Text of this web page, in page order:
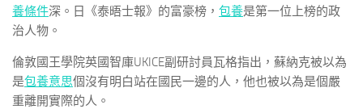
養條件深。日《泰晤士報》的富豪榜， 包養是第一位上榜的政
治人物。
倫敦國王學院英國智庫UKICE副研討員瓦格指出，蘇納克被以為
是包養意思個沒有明白站在國民一邊的人，他也被以為是個嚴
重離開實際的人。